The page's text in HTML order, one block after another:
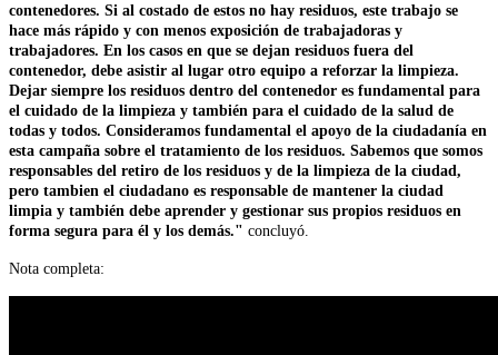
contenedores. Si al costado de estos no hay residuos, este trabajo se
hace más rápido y con menos exposición de trabajadoras y
trabajadores. En los casos en que se dejan residuos fuera del
contenedor, debe asistir al lugar otro equipo a reforzar la limpieza.
Dejar siempre los residuos dentro del contenedor es fundamental para
el cuidado de la limpieza y también para el cuidado de la salud de
todas y todos. Consideramos fundamental el apoyo de la ciudadanía en
esta campaña sobre el tratamiento de los residuos. Sabemos que somos
responsables del retiro de los residuos y de la limpieza de la ciudad,
pero tambien el ciudadano es responsable de mantener la ciudad
limpia y también debe aprender y gestionar sus propios residuos en
forma segura para él y los demás." concluyó.
Nota completa: